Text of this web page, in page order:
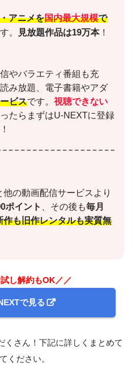
アニメを国内最大規模で
。 見放題作品は19万本 ！
やバラエティ番組も充
み放題、電子書籍やアダ
ビスです。 視聴できない
たらまずはU-NEXTに登録
の動画配信サービスより
ポイント 、その後も毎月
作も旧作レンタルも実質無
し解約もOK／／
で見る
くさん！下記に詳しくまとめて
ください。